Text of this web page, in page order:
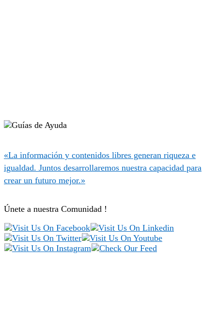
«La información y contenidos libres generan riqueza e
igualdad. Juntos desarrollaremos nuestra capacidad para
crear un futuro mejor.»
Únete a nuestra Comunidad !